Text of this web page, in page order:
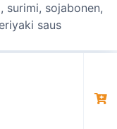
surimi, sojabonen,
saus